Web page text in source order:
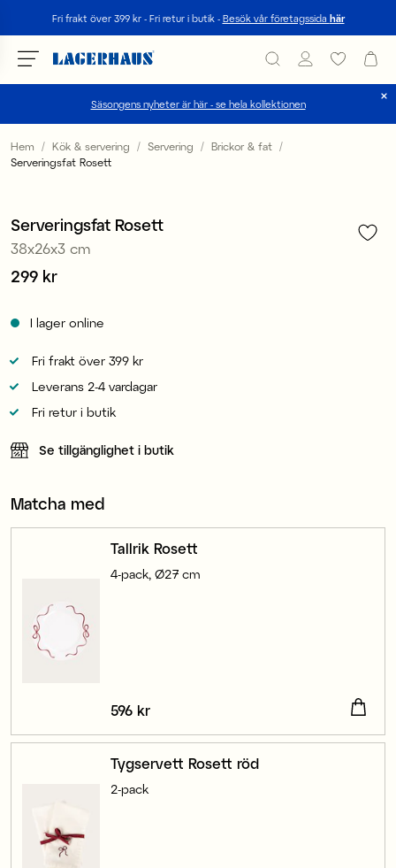
Fri frakt över 399 kr - Fri retur i butik - Besök vår företagssida här
Säsongens nyheter är här - se hela kollektionen
Välj språk / valuta
NO / NKR
Hem Kök & servering Servering
Brickor & fat
Serveringsfat Rosett
Serveringsfat Rosett
38x26x3 cm
Pris :299 kr
299 kr
I lager online
Fri frakt över 399 kr
Leverans 2-4 vardagar
Fri retur i butik
Se tillgänglighet i butik
Matcha med
Tallrik Rosett
4-pack, Ø27 cm
Pris :596 kr
596 kr
Tygservett Rosett röd
2-pack